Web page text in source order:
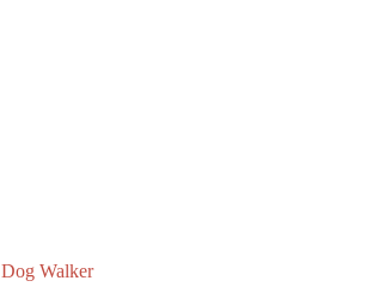
Dog Walker